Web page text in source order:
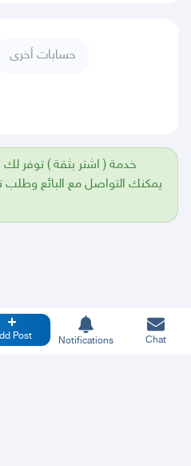
حسابات أخرى
خدمة ( اشتر بثقة ) توفر لك
يمكنك التواصل مع البائع وطلب
Post Notifications Chat